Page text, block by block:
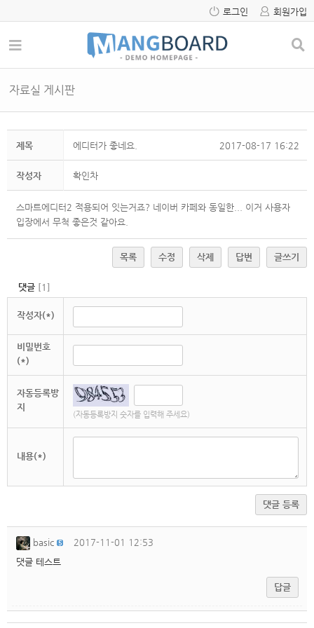
로그인 회원가입
자료실 게시판
제목 에디터가 좋네요. 2017-08-17 16:22
작성자 확인차
스마트에디터2 적용되어 잇는거죠? 네이버 카페와 동일한... 이거 사용자
입장에서 무척 좋은것 같아요.
목록 수정 삭제 답변 글쓰기
댓글 [ 1 ]
작성자(*)
비밀번호
(*)
자동등록방
지
(자동등록방지 숫자를 입력해 주세요)
내용(*)
댓글 등록
basic
2017-11-01 12:53
댓글 테스트
답글